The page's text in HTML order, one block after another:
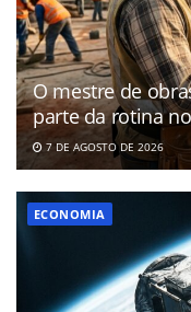
O mestre de
parte da rotina
7 DE AGOSTO DE 2026
ECONOMIA